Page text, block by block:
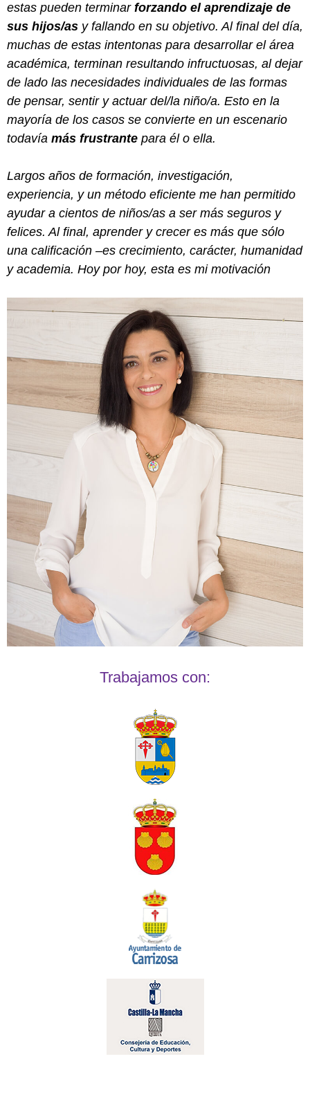
estas pueden terminar forzando el aprendizaje de
sus hijos/as y fallando en su objetivo. Al final del día,
muchas de estas intentonas para desarrollar el área
académica, terminan resultando infructuosas, al dejar
de lado las necesidades individuales de las formas
de pensar, sentir y actuar del/la niño/a. Esto en la
mayoría de los casos se convierte en un escenario
todavía más frustrante para él o ella.
Largos años de formación, investigación,
experiencia, y un método eficiente me han permitido
ayudar a cientos de niños/as a ser más seguros y
felices. Al final, aprender y crecer es más que sólo
una calificación –es crecimiento, carácter, humanidad
y academia. Hoy por hoy, esta es mi motivación
Trabajamos con: